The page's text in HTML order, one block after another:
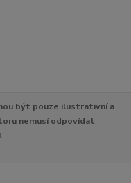
být pouze ilustrativní a
nemusí odpovídat